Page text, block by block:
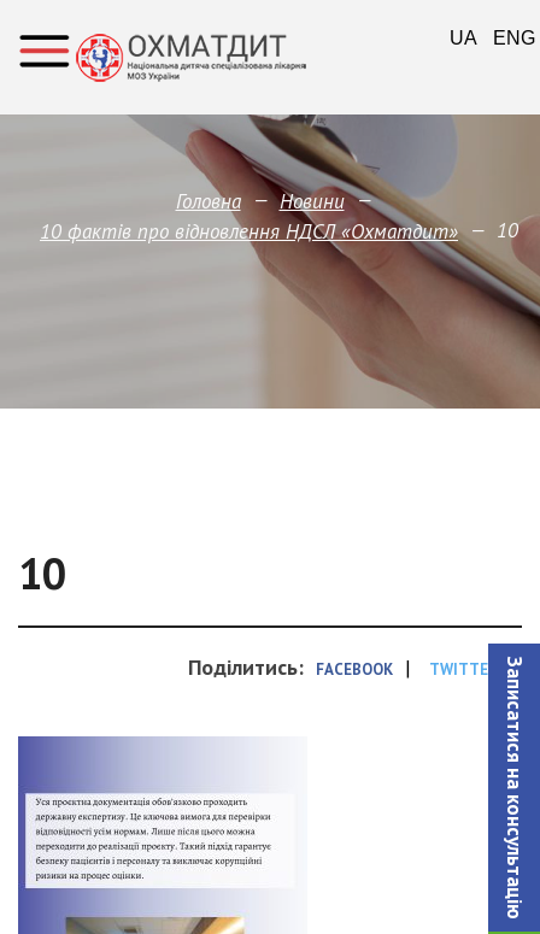
Записатися на консультацiю
Головна — Новини —
10 фактів про відновлення НДСЛ «Охматдит» — 10
10
Поділитись: FACEBOOK | TWITTER
UA ENG